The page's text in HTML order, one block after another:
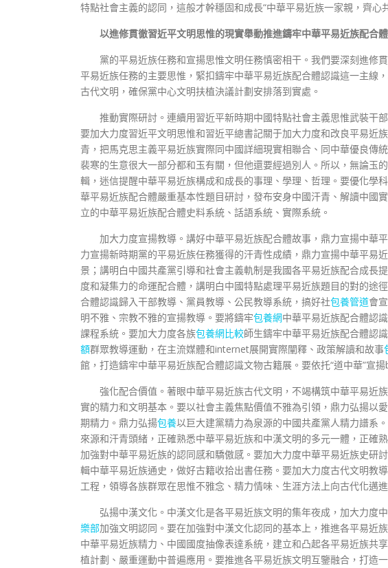
特點社會主義的認同，這般才幹穩固和成長“中華平易近族一家親，齊心
以進修貫徹習近平文明思惟的現實舉動推進鑄牢中華平易近族配合
黨的平易近族任務和宣揚思惟文明任務慎密相干。我們要深刻進修
平易近族任務的主要思惟，緊扣鑄牢中華平易近族配合體認識這一主線
古代文明，確保黨中心文明扶植決議計劃安排落到實處。
推動實際研討。連續用習近平新時期中國特點社會主義思惟武裝干
要加大力度習近平文明思惟和習近平總書記關于加大力度和改良平易近
青，把馬克思主義平易近族實際同中國詳細現實相聯合、同中華優良傳
裴寒的生意很大一部分都和玉有關，但他還要經過別人。所以，無論玉
輯，迷信提醒中華平易近族構成和成長的事理、學理、哲理。要優化學
華平易近族配合體嚴重基本性題目研討，發布安身中國汗青、解讀中國
立的中華平易近族配合體史料系統、話語系統、實際系統。
加大力度宣揚教導。講好中華平易近族配合體故事，鼎力宣揚中華
力宣揚新時期黨的平易近族任務獲得的汗青性成績，鼎力宣揚中華平易
景；講明白中國共產黨引導和社會主義軌制是我國各平易近族配合成長
度和凝集力的命運配合體，講明白中國特點處理平易近族題目的對的途
合體認識歸入干部教導、黨員教導、公民教導系統，搞好社包養管道會
明不雅、宗教不雅的宣揚教導。要將鑄牢包養網中華平易近族配合體認
課程系統。要加大力度各族包養網比較師生鑄牢中華平易近族配合體認
額群眾教導運動，在主流媒體和internet展開實際闡釋、政策解讀和故事
館，打造鑄牢中華平易近族配合體認識文物古籍展。要依托“道中華”宣
強化配合價值。著眼中華平易近族古代文明，不竭構筑中華平易近
實的精力和文明基本。要以社會主義焦點價值不雅為引領，鼎力弘揚以
期精力。鼎力弘揚包養以巨大建黨精力為泉源的中國共產黨人精力譜系
來源和汗青頭緒，正確熟悉中華平易近族和中漢文明的多元一體，正確
加強對中華平易近族的認同感和驕傲感。要加大力度中華平易近族史研
輯中華平易近族通史，做好古籍收拾出書任務。要加大力度古代文明教
工程，領導各族群眾在思惟不雅念、精力情味、生涯方法上向古代化邁進
弘揚中漢文化。中漢文化是各平易近族文明的集年夜成，加大力度
樂部加強文明認同。要在加強對中漢文化認同的基本上，推進各平易近
中華平易近族精力、中國國度抽像表達系統，建立和凸起各平易近族共享
植計劃、嚴重運動中普遍應用。要推進各平易近族文明互鑒融合，打造